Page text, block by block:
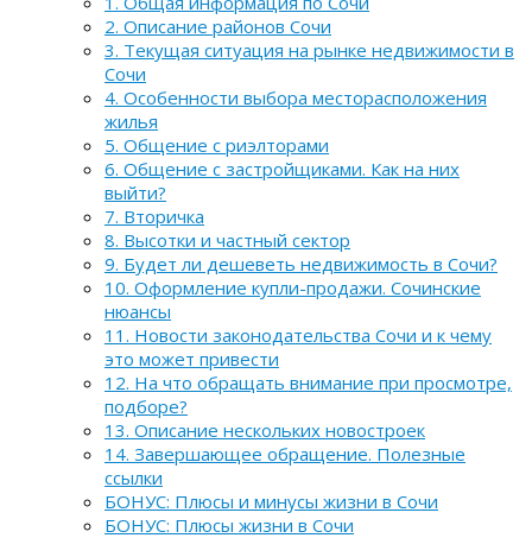
2. Описание районов Сочи
3. Текущая ситуация на рынке недвижимости в
Сочи
4. Особенности выбора месторасположения
жилья
5. Общение с риэлторами
6. Общение с застройщиками. Как на них
выйти?
7. Вторичка
8. Высотки и частный сектор
9. Будет ли дешеветь недвижимость в Сочи?
10. Оформление купли-продажи. Сочинские
нюансы
11. Новости законодательства Сочи и к чему
это может привести
12. На что обращать внимание при просмотре,
подборе?
13. Описание нескольких новостроек
14. Завершающее обращение. Полезные
ссылки
БОНУС: Плюсы и минусы жизни в Сочи
БОНУС: Плюсы жизни в Сочи